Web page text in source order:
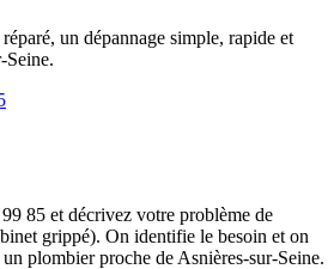
un dépannage simple, rapide et
Seine.
85 et décrivez votre problème de
grippé). On identifie le besoin et on
plombier proche de Asnières-sur-Seine.